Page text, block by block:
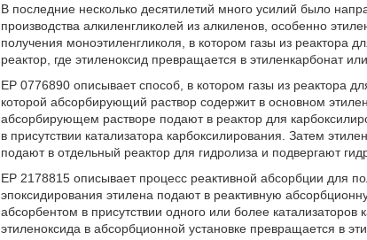
В последние несколько десятилетий много усилий было
производства алкиленгликолей из алкиленов, особенно
получения моноэтиленгликоля, в котором газы из реактора
реактор, где этиленоксид превращается в этиленкарбонат
ЕР 0776890 описывает способ, в котором газы из реактора
которой абсорбирующий раствор содержит в основном
абсорбирующем растворе подают в реактор для
в присутствии катализатора карбоксилирования. Затем
подают в отдельный реактор для гидролиза и подвергают
EP 2178815 описывает процесс реактивной абсорбции для
эпоксидирования этилена подают в реактивную
абсорбентом в присутствии одного или более
этиленоксида в абсорбционной установке превращается в